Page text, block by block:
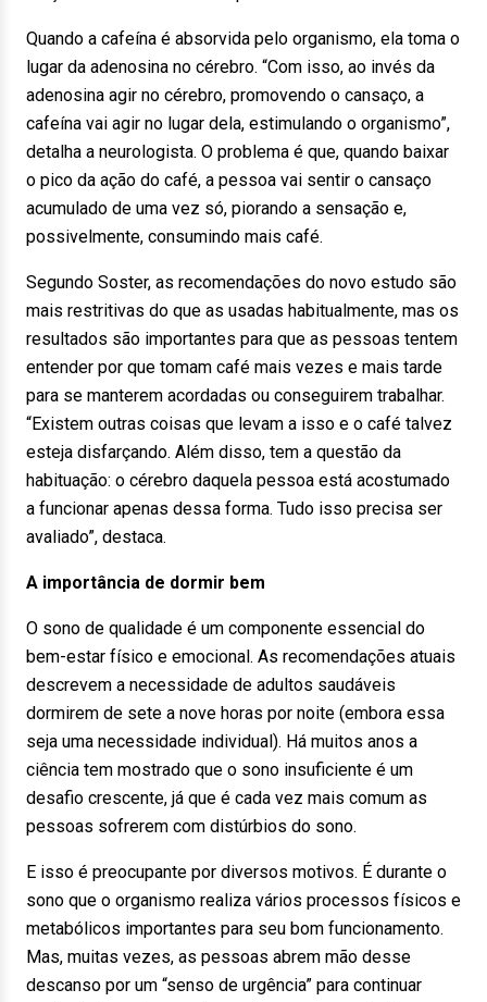
Quando a cafeína é absorvida pelo organismo, ela toma o
lugar da adenosina no cérebro. “Com isso, ao invés da
adenosina agir no cérebro, promovendo o cansaço, a
cafeína vai agir no lugar dela, estimulando o organismo”,
detalha a neurologista. O problema é que, quando baixar
o pico da ação do café, a pessoa vai sentir o cansaço
acumulado de uma vez só, piorando a sensação e,
possivelmente, consumindo mais café.
Segundo Soster, as recomendações do novo estudo são
mais restritivas do que as usadas habitualmente, mas os
resultados são importantes para que as pessoas tentem
entender por que tomam café mais vezes e mais tarde
para se manterem acordadas ou conseguirem trabalhar.
“Existem outras coisas que levam a isso e o café talvez
esteja disfarçando. Além disso, tem a questão da
habituação: o cérebro daquela pessoa está acostumado
a funcionar apenas dessa forma. Tudo isso precisa ser
avaliado”, destaca.
A importância de dormir bem
O sono de qualidade é um componente essencial do
bem-estar físico e emocional. As recomendações atuais
descrevem a necessidade de adultos saudáveis ​​
dormirem de sete a nove horas por noite (embora essa
seja uma necessidade individual). Há muitos anos a
ciência tem mostrado que o sono insuficiente é um
desafio crescente, já que é cada vez mais comum as
pessoas sofrerem com distúrbios do sono.
E isso é preocupante por diversos motivos. É durante o
sono que o organismo realiza vários processos físicos e
metabólicos importantes para seu bom funcionamento.
Mas, muitas vezes, as pessoas abrem mão desse
descanso por um “senso de urgência” para continuar